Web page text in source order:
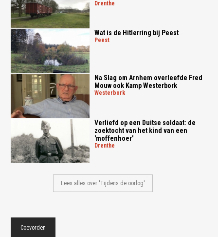
drenthe
Wat is de Hitlerring bij Peest
peest
Na Slag om Arnhem overleefde Fred
Mouw ook Kamp Westerbork
westerbork
Verliefd op een Duitse soldaat: de
zoektocht van het kind van een
'moffenhoer'
drenthe
Lees alles over 'Tijdens de oorlog'
Coevorden